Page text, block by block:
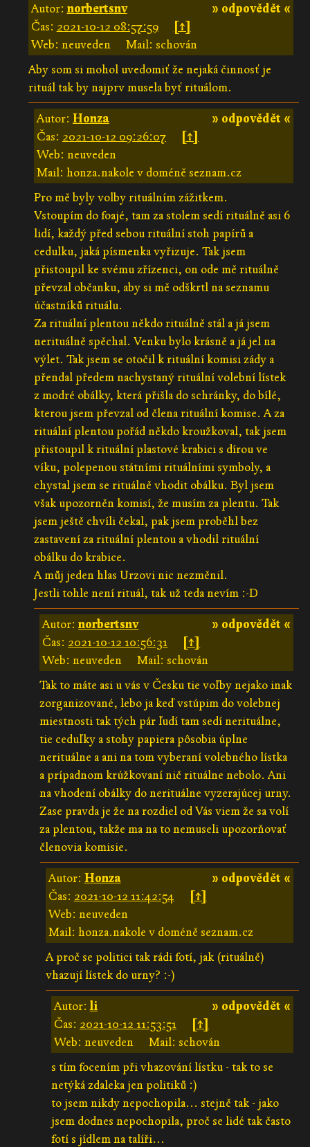
» odpovědět «
Autor:norbertsnv
Čas: 2021-10-12 08:57:59
[↑]
Web: neuveden
Mail: schován
Aby som si mohol uvedomiť že nejaká činnosť je
rituál tak by najprv musela byť rituálom.
» odpovědět «
Autor: Honza
Čas: 2021-10-12 09:26:07
[↑]
Web: neuveden
Mail: honza.nakole v doméně seznam.cz
Pro mě byly volby rituálním zážitkem.
Vstoupím do foajé, tam za stolem sedí rituálně asi 6
lidí, každý před sebou rituální stoh papírů a
cedulku, jaká písmenka vyřizuje. Tak jsem
přistoupil ke svému zřízenci, on ode mě rituálně
převzal občanku, aby si mě odškrtl na seznamu
účastníků rituálu.
Za rituální plentou někdo rituálně stál a já jsem
nerituálně spěchal. Venku bylo krásně a já jel na
výlet. Tak jsem se otočil k rituální komisi zády a
přendal předem nachystaný rituální volební lístek
z modré obálky, která přišla do schránky, do bílé,
kterou jsem převzal od člena rituální komise. A za
rituální plentou pořád někdo kroužkoval, tak jsem
přistoupil k rituální plastové krabici s dírou ve
víku, polepenou státními rituálními symboly, a
chystal jsem se rituálně vhodit obálku. Byl jsem
však upozorněn komisí, že musím za plentu. Tak
jsem ještě chvíli čekal, pak jsem proběhl bez
zastavení za rituální plentou a vhodil rituální
obálku do krabice.
A můj jeden hlas Urzovi nic nezměnil.
Jestli tohle není rituál, tak už teda nevím :-D
» odpovědět «
Autor:norbertsnv
Čas: 2021-10-12 10:56:31
[↑]
Web: neuveden
Mail: schován
Tak to máte asi u vás v Česku tie voľby nejako inak
zorganizované, lebo ja keď vstúpim do volebnej
miestnosti tak tých pár ľudí tam sedí nerituálne,
tie ceduľky a stohy papiera pôsobia úplne
nerituálne a ani na tom vyberaní volebného lístka
a prípadnom krúžkovaní nič rituálne nebolo. Ani
na vhodení obálky do nerituálne vyzerajúcej urny.
Zase pravda je že na rozdiel od Vás viem že sa volí
za plentou, takže ma na to nemuseli upozorňovať
členovia komisie.
» odpovědět «
Autor: Honza
Čas: 2021-10-12 11:42:54
[↑]
Web: neuveden
Mail: honza.nakole v doméně seznam.cz
A proč se politici tak rádi fotí, jak (rituálně)
vhazují lístek do urny? :-)
» odpovědět «
Autor:li
Čas: 2021-10-12 11:53:51
[↑]
Web: neuveden
Mail: schován
s tím focením při vhazování lístku - tak to se
netýká zdaleka jen politiků :)
to jsem nikdy nepochopila... stejně tak - jako
jsem dodnes nepochopila, proč se lidé tak často
fotí s jídlem na talíři...